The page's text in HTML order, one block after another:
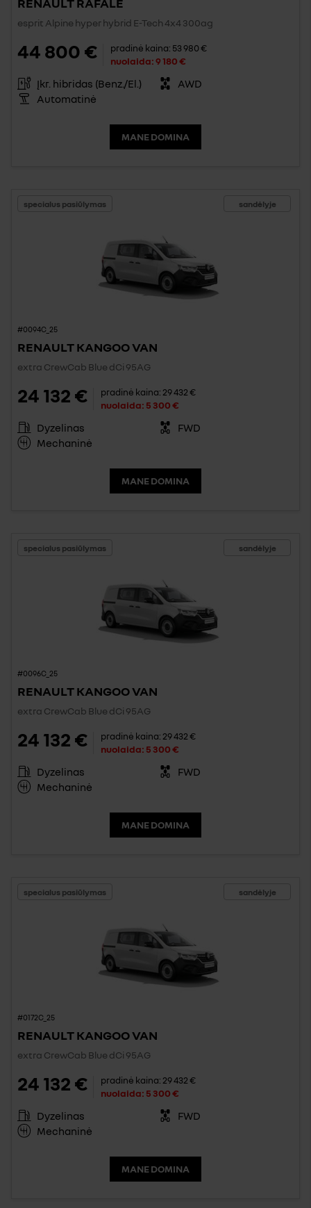
esprit Alpine hyper hybrid E-Tech 4x4 300ag
44 800 € pradinė kaina: 53 980 €
nuolaida:9 180 €
Įkr. hibridas (Benz./El.)
AWD
Automatinė
MANE DOMINA
sandėlyje
specialus pasiūlymas
#0094C_25
RENAULT KANGOO VAN
extra CrewCab Blue dCi 95AG
24 132 € pradinė kaina: 29 432 €
nuolaida: 5 300 €
Dyzelinas
FWD
Mechaninė
MANE DOMINA
sandėlyje
specialus pasiūlymas
#0096C_25
RENAULT KANGOO VAN
extra CrewCab Blue dCi 95AG
24 132 € pradinė kaina: 29 432 €
nuolaida: 5 300 €
Dyzelinas
FWD
Mechaninė
MANE DOMINA
sandėlyje
specialus pasiūlymas
#0172C_25
RENAULT KANGOO VAN
extra CrewCab Blue dCi 95AG
24 132 € pradinė kaina: 29 432 €
nuolaida: 5 300 €
Dyzelinas
FWD
Mechaninė
MANE DOMINA